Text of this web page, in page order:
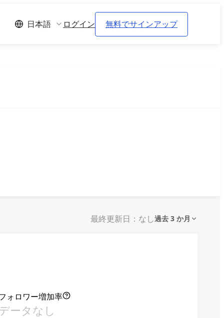
日本語 ログイン 無料でサインアップ
最終更新日：なし過去 3 か月
ォロワー増加率
ータなし